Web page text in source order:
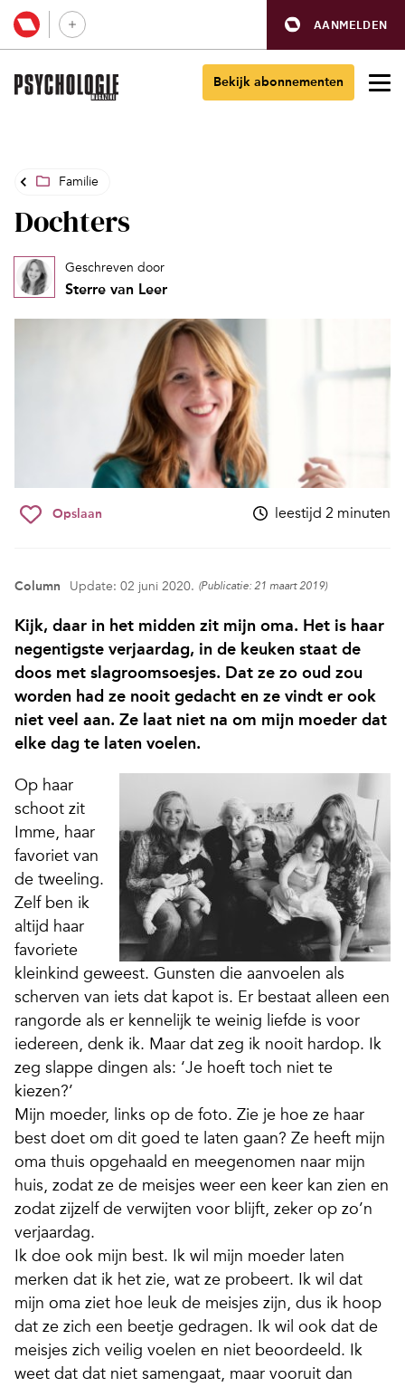
AANMELDEN
Bekijk abonnementen
Familie
Dochters
Geschreven door
Sterre van Leer
Opslaan leestijd 2 minuten
Column Update: 02 juni 2020. (Publicatie: 21 maart 2019)
Kijk, daar in het midden zit mijn oma. Het is haar
negentigste verjaardag, in de keuken staat de
doos met slagroomsoesjes. Dat ze zo oud zou
worden had ze nooit gedacht en ze vindt er ook
niet veel aan. Ze laat niet na om mijn moeder dat
elke dag te laten voelen.
Op haar
schoot zit
Imme, haar
favoriet van
de tweeling.
Zelf ben ik
altijd haar
favoriete
kleinkind geweest. Gunsten die aanvoelen als
scherven van iets dat kapot is. Er bestaat alleen een
rangorde als er kennelijk te weinig liefde is voor
iedereen, denk ik. Maar dat zeg ik nooit hardop. Ik
zeg slappe dingen als: ‘Je hoeft toch niet te
kiezen?’
Mijn moeder, links op de foto. Zie je hoe ze haar
best doet om dit goed te laten gaan? Ze heeft mijn
oma thuis opgehaald en meegenomen naar mijn
huis, zodat ze de meisjes weer een keer kan zien en
zodat zijzelf de verwijten voor blijft, zeker op zo’n
verjaardag.
Ik doe ook mijn best. Ik wil mijn moeder laten
merken dat ik het zie, wat ze probeert. Ik wil dat
mijn oma ziet hoe leuk de meisjes zijn, dus ik hoop
dat ze zich een beetje gedragen. Ik wil ook dat de
meisjes zich veilig voelen en niet beoordeeld. Ik
weet dat dat niet samengaat, maar vooruit dan